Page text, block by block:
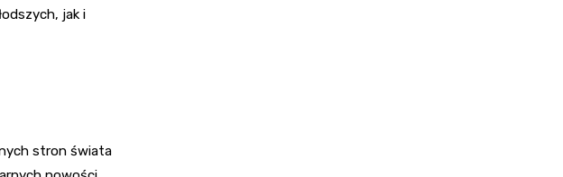
jak i
stron świata